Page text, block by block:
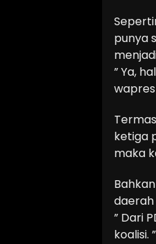
punya
” Ya,
wapres
ketiga
maka
” Dari
koalisi.